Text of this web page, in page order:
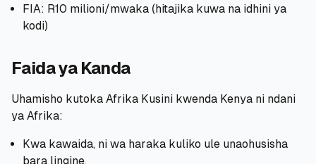
FIA: R10 milioni/mwaka (hitajika kuwa na idhini ya
kodi)
Faida ya Kanda
Uhamisho kutoka Afrika Kusini kwenda Kenya ni ndani
ya Afrika:
Kwa kawaida, ni wa haraka kuliko ule unaohusisha
bara lingine.